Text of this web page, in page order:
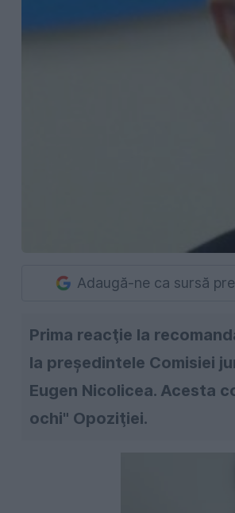
Adaugă-ne ca sursă
Prima reacţie la
la preşedintele Comisiei
Eugen Nicolicea. Acesta
ochi" Opoziţiei.